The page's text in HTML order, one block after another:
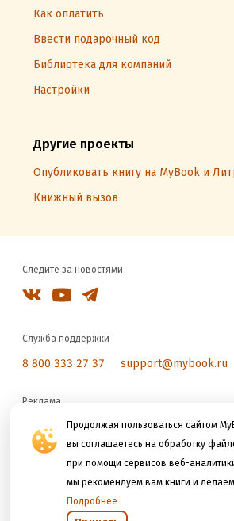
Продолжая пользоваться сайтом
вы соглашаетесь на обработку
при помощи сервисов веб-
мы рекомендуем вам книги и
Подробнее
Как оплатить
Ввести подарочный код
Библиотека для компаний
Настройки
Другие проекты
Опубликовать книгу на MyBook и
Книжный вызов
Следите за новостями
Служба поддержки
8 800 333 27 37 support@mybook.ru
Реклама
reklama@litres.ru
Мы принимаем к оплате